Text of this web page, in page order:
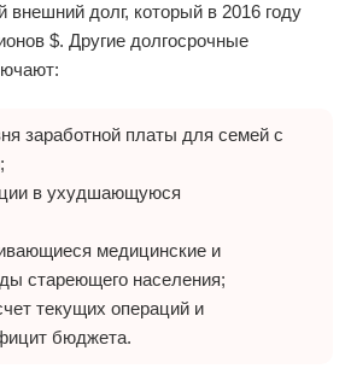
внешний долг, который в 2016 году
$. Другие долгосрочные
заработной платы для семей с
в ухудшающуюся
медицинские и
стареющего населения;
текущих операций и
бюджета.